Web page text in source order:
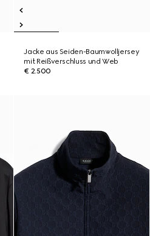
Jacke aus Seiden-Baumwolljersey
mit Reißverschluss und Web
€ 2.500